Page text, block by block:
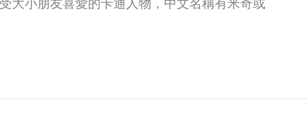
大小朋友喜愛的卡通人物，中文名稱有米奇或